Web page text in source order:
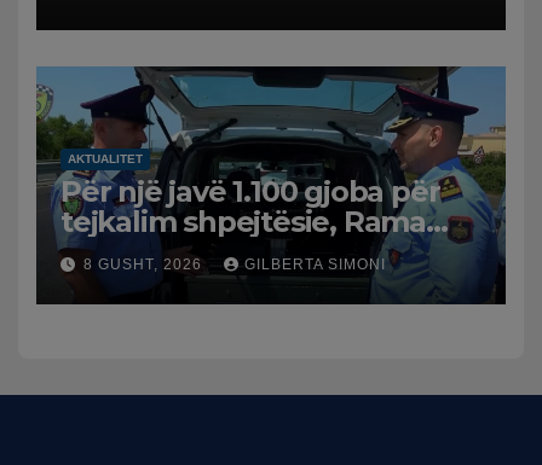
AKTUALITET
Për një javë 1.100 gjoba për
tejkalim shpejtësie, Rama
publikon videon: Kamerat e
trafikut së shpejti në
funksion
8 GUSHT, 2026 GILBERTA SIMONI